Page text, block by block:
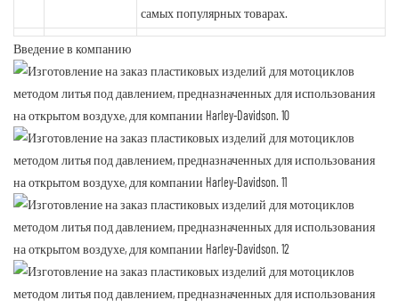
самых популярных товарах.
Введение в компанию